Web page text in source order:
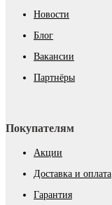
Новости
Блог
Вакансии
Партнёры
Покупателям
Акции
Доставка и оплата
Гарантия